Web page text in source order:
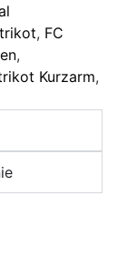
, FC
,
Kurzarm,